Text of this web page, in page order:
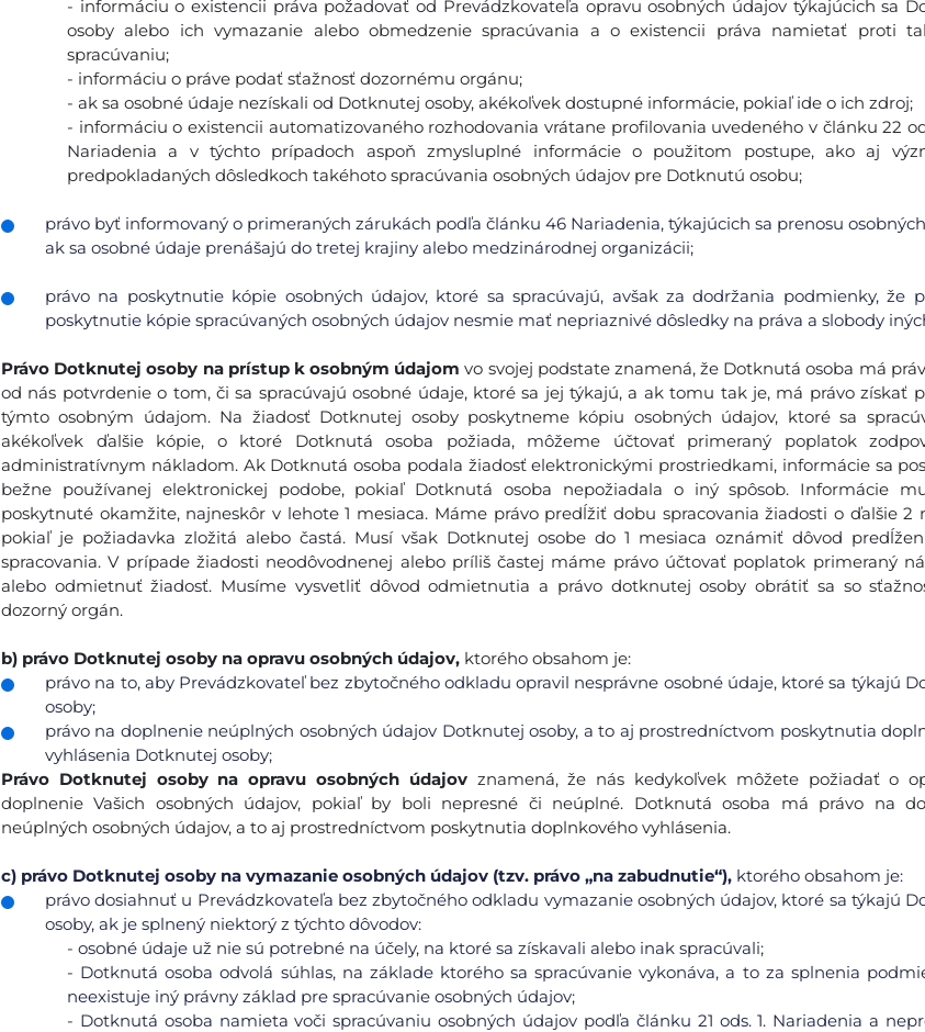
- informáciu o existencii práva požadovať od Prevádzkovateľa opravu osobných údajov týkajúcich sa
osoby alebo ich vymazanie alebo obmedzenie spracúvania a o existencii práva namietať proti
spracúvaniu;
- informáciu o práve podať sťažnosť dozornému orgánu;
- ak sa osobné údaje nezískali od Dotknutej osoby, akékoľvek dostupné informácie, pokiaľ ide o ich zdroj;
- informáciu o existencii automatizovaného rozhodovania vrátane profilovania uvedeného v článku 22
Nariadenia a v týchto prípadoch aspoň zmysluplné informácie o použitom postupe, ako aj
predpokladaných dôsledkoch takéhoto spracúvania osobných údajov pre Dotknutú osobu;
právo byť informovaný o primeraných zárukách podľa článku 46 Nariadenia, týkajúcich sa prenosu
ak sa osobné údaje prenášajú do tretej krajiny alebo medzinárodnej organizácii;
právo na poskytnutie kópie osobných údajov, ktoré sa spracúvajú, avšak za dodržania podmienky, že
poskytnutie kópie spracúvaných osobných údajov nesmie mať nepriaznivé dôsledky na práva a slobody
Právo Dotknutej osoby na prístup k osobným údajom vo svojej podstate znamená, že Dotknutá osoba má
od nás potvrdenie o tom, či sa spracúvajú osobné údaje, ktoré sa jej týkajú, a ak tomu tak je, má právo získať
týmto osobným údajom. Na žiadosť Dotknutej osoby poskytneme kópiu osobných údajov, ktoré sa
akékoľvek ďalšie kópie, o ktoré Dotknutá osoba požiada, môžeme účtovať primeraný poplatok
administratívnym nákladom. Ak Dotknutá osoba podala žiadosť elektronickými prostriedkami, informácie sa
bežne používanej elektronickej podobe, pokiaľ Dotknutá osoba nepožiadala o iný spôsob. Informácie
poskytnuté okamžite, najneskôr v lehote 1 mesiaca. Máme právo predĺžiť dobu spracovania žiadosti o ďalšie 2
pokiaľ je požiadavka zložitá alebo častá. Musí však Dotknutej osobe do 1 mesiaca oznámiť dôvod
spracovania. V prípade žiadosti neodôvodnenej alebo príliš častej máme právo účtovať poplatok primeraný
alebo odmietnuť žiadosť. Musíme vysvetliť dôvod odmietnutia a právo dotknutej osoby obrátiť sa so
dozorný orgán.
b) právo Dotknutej osoby na opravu osobných údajov, ktorého obsahom je:
právo na to, aby Prevádzkovateľ bez zbytočného odkladu opravil nesprávne osobné údaje, ktoré sa týkajú
osoby;
právo na doplnenie neúplných osobných údajov Dotknutej osoby, a to aj prostredníctvom poskytnutia
vyhlásenia Dotknutej osoby;
Právo Dotknutej osoby na opravu osobných údajovznamená, že nás kedykoľvek môžete požiadať o
doplnenie Vašich osobných údajov, pokiaľ by boli nepresné či neúplné. Dotknutá osoba má právo na
neúplných osobných údajov, a to aj prostredníctvom poskytnutia doplnkového vyhlásenia.
c) právo Dotknutej osoby na vymazanie osobných údajov (tzv. právo „na zabudnutie“), ktorého obsahom je:
právo dosiahnuť u Prevádzkovateľa bez zbytočného odkladu vymazanie osobných údajov, ktoré sa týkajú
osoby, ak je splnený niektorý z týchto dôvodov:
- osobné údaje už nie sú potrebné na účely, na ktoré sa získavali alebo inak spracúvali;
- Dotknutá osoba odvolá súhlas, na základe ktorého sa spracúvanie vykonáva, a to za splnenia
neexistuje iný právny základ pre spracúvanie osobných údajov;
- Dotknutá osoba namieta voči spracúvaniu osobných údajov podľa článku 21 ods. 1. Nariadenia a